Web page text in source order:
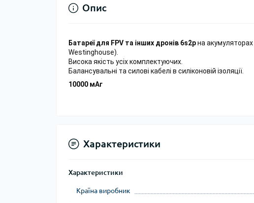
Опис
Батареї для FPV та інших дронів 6s2pна
Westinghouse).
Висока якість усіх комплектуючих.
Балансувальні та силові кабелі в силіконовій ізоляції.
10000 мАг
Характеристики
Характеристики
Країна виробник